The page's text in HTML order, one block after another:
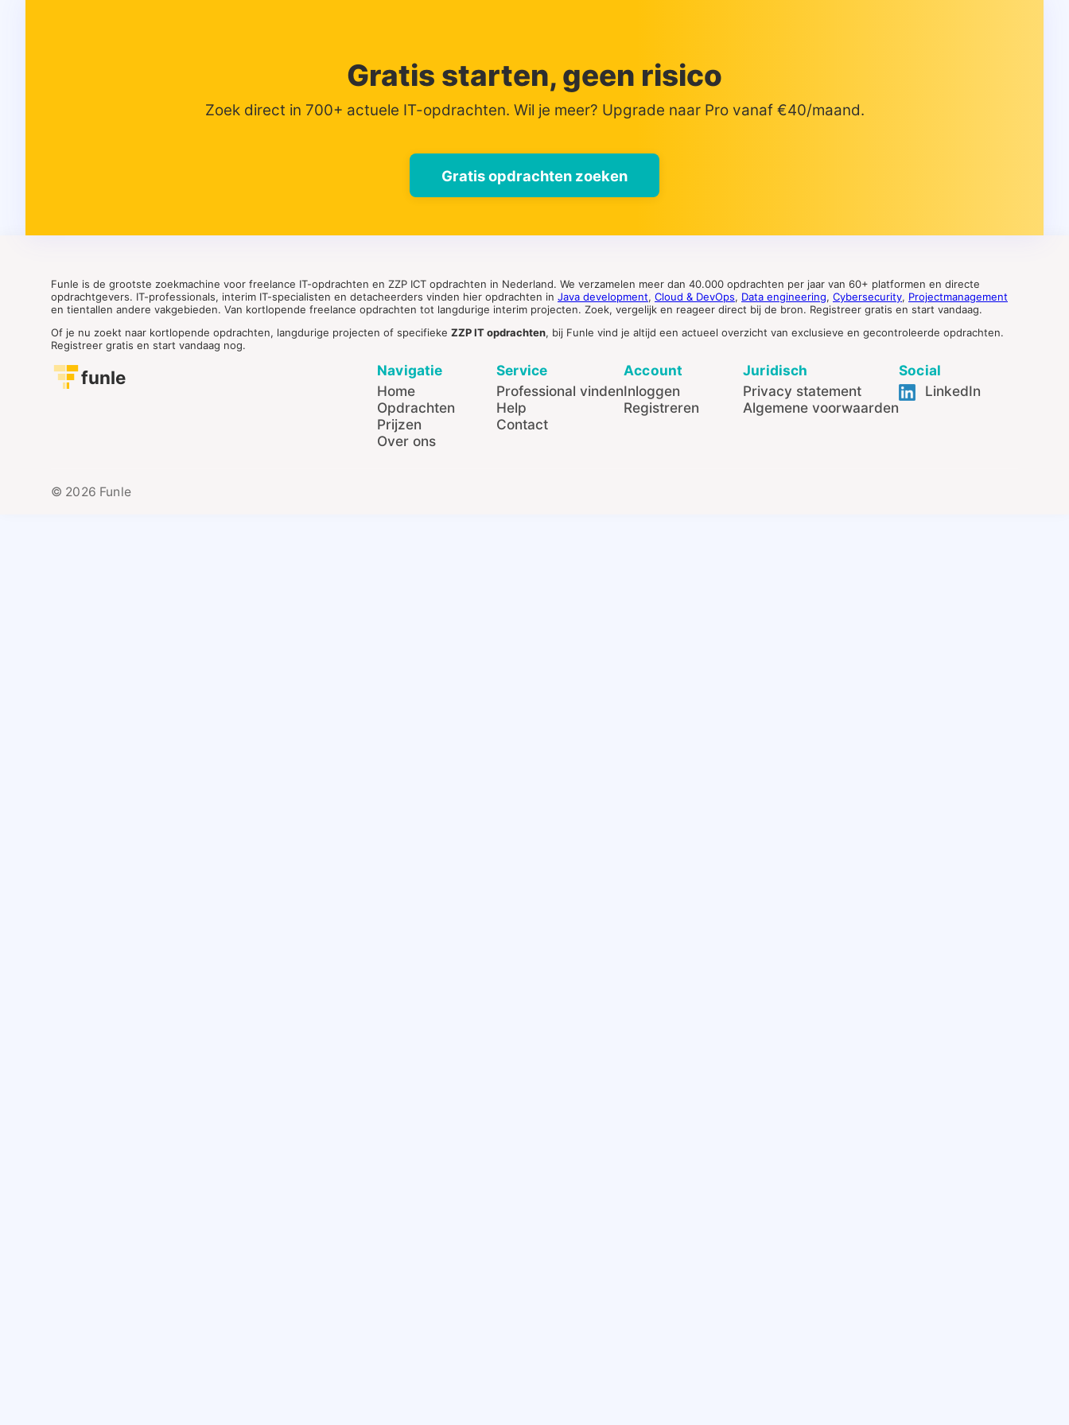
Gratis starten, geen risico
Zoek direct in 700+ actuele IT-opdrachten. Wil je meer? Upgrade naar Pro vanaf €40/maand.
Gratis opdrachten zoeken
Funle is de grootste zoekmachine voor freelance IT-opdrachten en ZZP ICT opdrachten in Nederland. We verzamelen meer dan 40.000 opdrachten per jaar van 60+ platformen en directe
opdrachtgevers. IT-professionals, interim IT-specialisten en detacheerders vinden hier opdrachten in Java development, Cloud & DevOps, Data engineering, Cybersecurity, Projectmanagement
en tientallen andere vakgebieden. Van kortlopende freelance opdrachten tot langdurige interim projecten. Zoek, vergelijk en reageer direct bij de bron. Registreer gratis en start vandaag.
Of je nu zoekt naar kortlopende opdrachten, langdurige projecten of specifieke ZZP IT opdrachten, bij Funle vind je altijd een actueel overzicht van exclusieve en gecontroleerde opdrachten.
Registreer gratis en start vandaag nog.
funle
Navigatie
Home
Opdrachten
Prijzen
Over ons
Service
Professional vinden
Help
Contact
Account
Inloggen
Registreren
Juridisch
Privacy statement
Algemene voorwaarden
Social
LinkedIn
© 2026 Funle